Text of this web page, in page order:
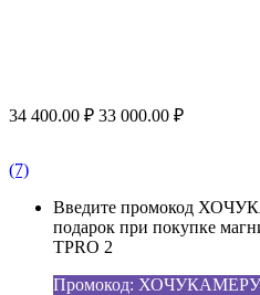
34 400.00 ₽ 33 000.00 ₽
(7)
Введите промокод
подарок при покупке
TPRO 2
Промокод: ХОЧУКАМЕРУ